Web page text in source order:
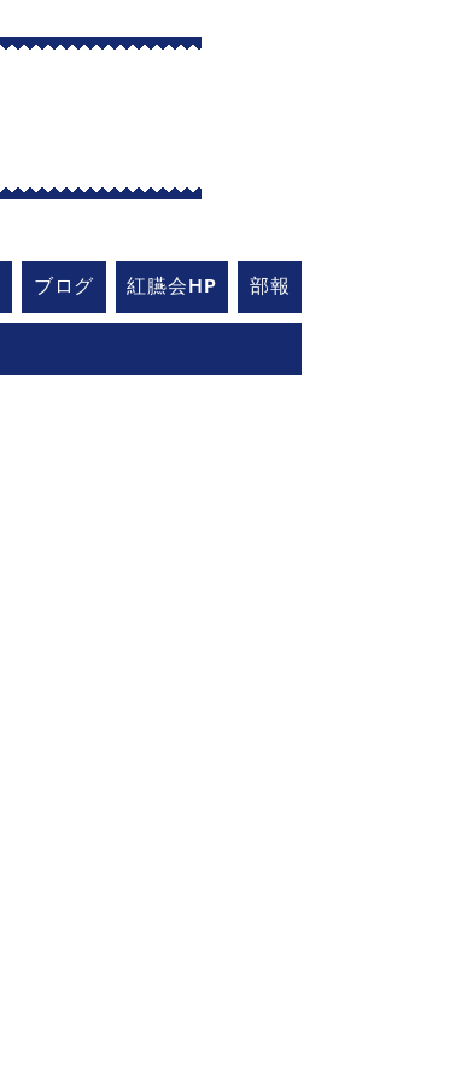
ブログ 紅臙会HP 部報